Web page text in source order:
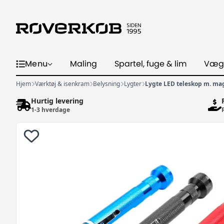
Menu Maling Spartel, fuge & lim
Hjem Værktøj & isenkram Belysning Lygter Lygte LED teleskop m.
Hurtig levering
1-3 hverdage